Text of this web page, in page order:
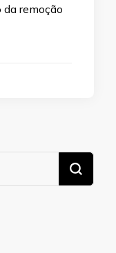
da remoção